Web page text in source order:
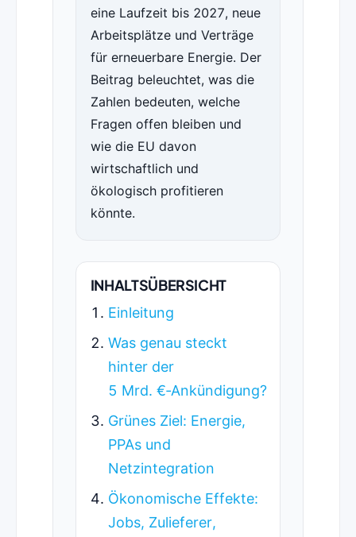
eine Laufzeit bis 2027, neue
Arbeitsplätze und Verträge
für erneuerbare Energie. Der
Beitrag beleuchtet, was die
Zahlen bedeuten, welche
Fragen offen bleiben und
wie die EU davon
wirtschaftlich und
ökologisch profitieren
könnte.
INHALTSÜBERSICHT
Einleitung
Was genau steckt
hinter der
5 Mrd. €‑Ankündigung?
Grünes Ziel: Energie,
PPAs und
Netzintegration
Ökonomische Effekte:
Jobs, Zulieferer,